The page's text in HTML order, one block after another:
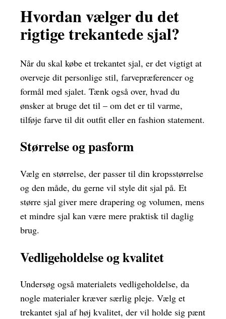
Hvordan vælger du det
rigtige trekantede sjal?
Når du skal købe et trekantet sjal, er det vigtigt at
overveje dit personlige stil, farvepræferencer og
formål med sjalet. Tænk også over, hvad du
ønsker at bruge det til – om det er til varme,
tilføje farve til dit outfit eller en fashion statement.
Størrelse og pasform
Vælg en størrelse, der passer til din kropsstørrelse
og den måde, du gerne vil style dit sjal på. Et
større sjal giver mere drapering og volumen, mens
et mindre sjal kan være mere praktisk til daglig
brug.
Vedligeholdelse og kvalitet
Undersøg også materialets vedligeholdelse, da
nogle materialer kræver særlig pleje. Vælg et
trekantet sjal af høj kvalitet, der vil holde sig pænt